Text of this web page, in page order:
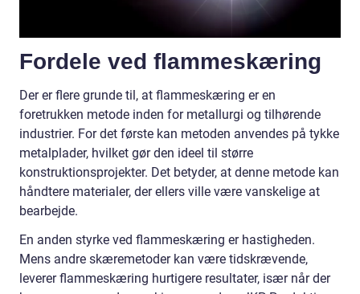
Fordele ved flammeskæring
Der er flere grunde til, at flammeskæring er en
foretrukken metode inden for metallurgi og tilhørende
industrier. For det første kan metoden anvendes på tykke
metalplader, hvilket gør den ideel til større
konstruktionsprojekter. Det betyder, at denne metode kan
håndtere materialer, der ellers ville være vanskelige at
bearbejde.
En anden styrke ved flammeskæring er hastigheden.
Mens andre skæremetoder kan være tidskrævende,
leverer flammeskæring hurtigere resultater, især når der